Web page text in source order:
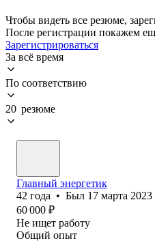
Чтобы видеть все резюме,
После регистрации покажем
Зарегистрироваться
За всё время
По соответствию
20 резюме
Главный энергетик
42 года • Был 17 марта 2023
60 000 ₽
Не ищет работу
Общий опыт